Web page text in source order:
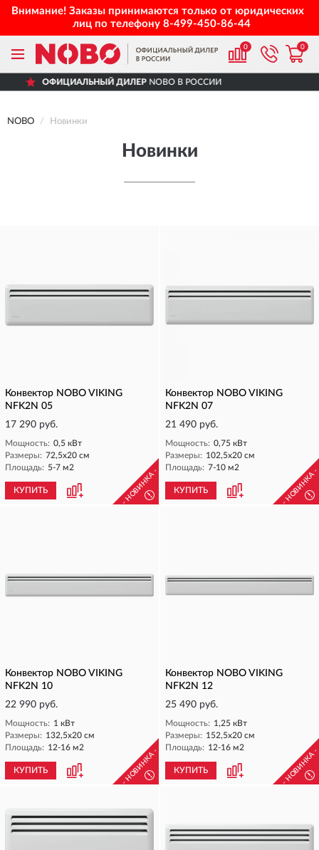
Внимание! Заказы принимаются только от юридических
лиц по телефону 8-499-450-86-44
0 0
NOBO В РОССИИ
NOBO Новинки
Новинки
Конвектор NOBO VIKING
NFK2N 05
17 290 руб.
Мощность: 0,5 кВт
Размеры: 72,5х20 см
Площадь: 5-7 м2
КУПИТЬ - НОВИНКА -
!
Конвектор NOBO VIKING
NFK2N 07
21 490 руб.
Мощность: 0,75 кВт
Размеры: 102,5х20 см
Площадь: 7-10 м2
КУПИТЬ - НОВИНКА -
!
Конвектор NOBO VIKING
NFK2N 10
22 990 руб.
Мощность: 1 кВт
Размеры: 132,5х20 см
Площадь: 12-16 м2
КУПИТЬ - НОВИНКА -
!
Конвектор NOBO VIKING
NFK2N 12
25 490 руб.
Мощность: 1,25 кВт
Размеры: 152,5х20 см
Площадь: 12-16 м2
КУПИТЬ - НОВИНКА -
!